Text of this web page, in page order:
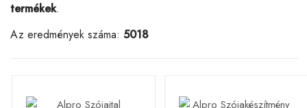
termékek.
Az eredmények száma: 5018